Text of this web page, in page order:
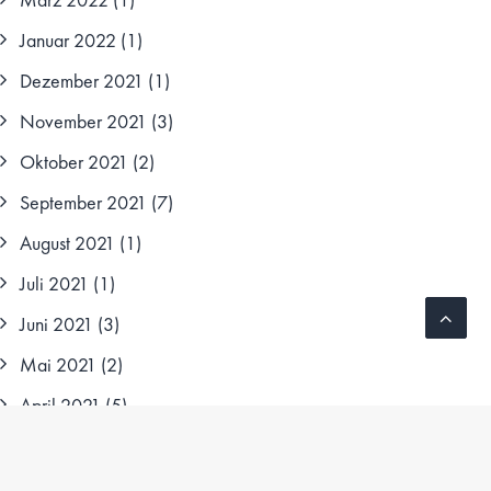
Januar 2022 (1)
Dezember 2021 (1)
November 2021 (3)
Oktober 2021 (2)
September 2021 (7)
August 2021 (1)
Juli 2021 (1)
Juni 2021 (3)
Mai 2021 (2)
April 2021 (5)